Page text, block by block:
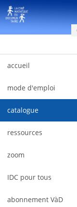
内容へスキップ
accueil
mode d'emploi
catalogue
ressources
zoom
IDC pour tous
abonnement VàD